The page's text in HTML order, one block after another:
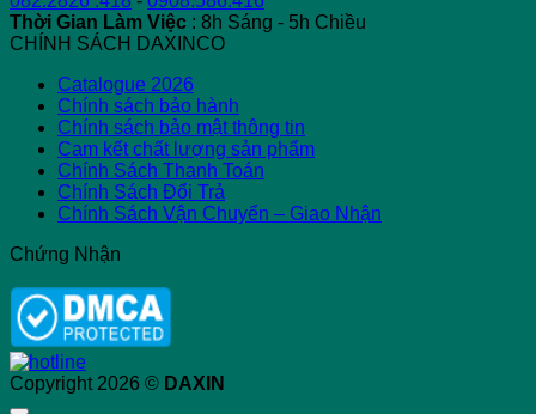
Thời Gian Làm Việc : 8h Sáng - 5h Chiều
CHÍNH SÁCH DAXINCO
Catalogue 2026
Chính sách bảo hành
Chính sách bảo mật thông tin
Cam kết chất lượng sản phẩm
Chính Sách Thanh Toán
Chính Sách Đổi Trả
Chính Sách Vận Chuyển – Giao Nhận
Chứng Nhận
Copyright 2026 © DAXIN